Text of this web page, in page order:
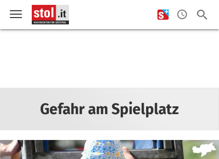
Gefahr am Spielplatz